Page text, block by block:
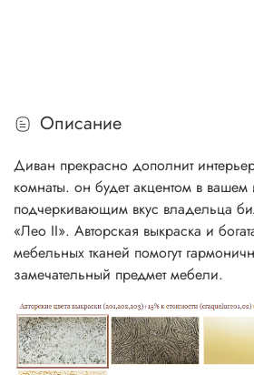
Описание
Диван прекрасно дополнит
комнаты. он будет акцентом в вашем
подчеркивающим вкус владельца
«Лео II». Авторская выкраска и
мебельных тканей помогут
замечательный предмет мебели.